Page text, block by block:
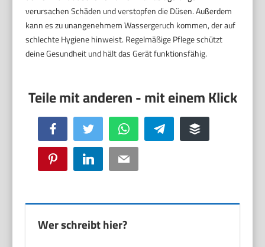
verursachen Schäden und verstopfen die Düsen. Außerdem
kann es zu unangenehmem Wassergeruch kommen, der auf
schlechte Hygiene hinweist. Regelmäßige Pflege schützt
deine Gesundheit und hält das Gerät funktionsfähig.
Facebook Twitter WhatsApp Telegram Buffer
Pinterest LinkedIn Email
Wer schreibt hier?